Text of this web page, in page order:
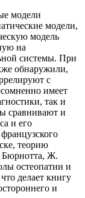
модели
модели,
модель
на
системы. При
обнаружили,
с
имеет
так и
сравнивают и
и его
теорию
Бюрнотта, Ж.
остеопатии и
делает книгу
и